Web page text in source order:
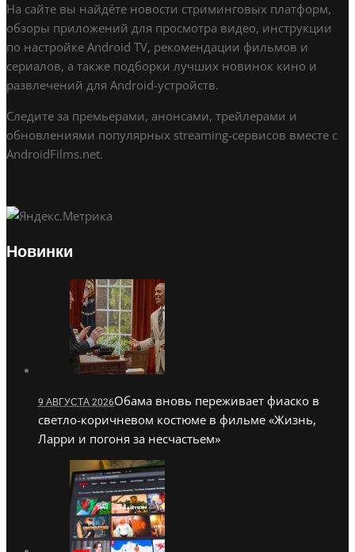
На сайте вы найдёте новости стриминговых платформ,
обзоры приложений для просмотра видео, инструкции
по настройке Android TV, рекомендации фильмов и
сериалов, а также подборки лучших новинок кино и
развлечений для Android-устройств.
Следите за премьерами, анонсами, трейлерами и
обновлениями популярных streaming-сервисов вместе с
AndroidFilms.net.
Новинки
9 АВГУСТА 2026Обама вновь переживает фиаско в
светло-коричневом костюме в фильме «Жизнь,
Ларри и погоня за несчастьем»